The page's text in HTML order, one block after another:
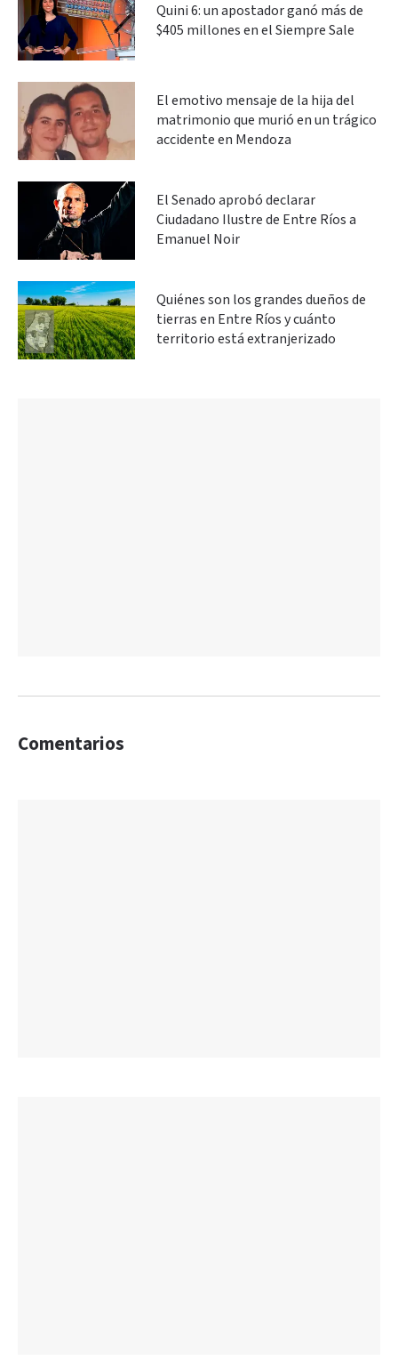
Quini 6: un apostador ganó más de
$405 millones en el Siempre Sale
El emotivo mensaje de la hija del
matrimonio que murió en un trágico
accidente en Mendoza
El Senado aprobó declarar
Ciudadano Ilustre de Entre Ríos a
Emanuel Noir
Quiénes son los grandes dueños de
tierras en Entre Ríos y cuánto
territorio está extranjerizado
Comentarios